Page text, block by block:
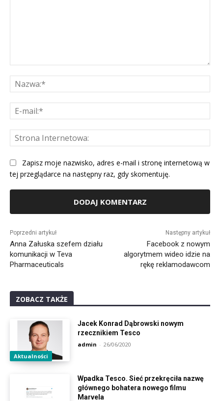
Zapisz moje nazwisko, adres e-mail i stronę internetową w
tej przeglądarce na następny raz, gdy skomentuję.
Poprzedni artykuł
Anna Załuska szefem działu
komunikacji w Teva
Pharmaceuticals
Następny artykuł
Facebook z nowym
algorytmem wideo idzie na
rękę reklamodawcom
ZOBACZ TAKŻE
Aktualności
Jacek Konrad Dąbrowski nowym
rzecznikiem Tesco
admin - 26/06/2020
Wpadka Tesco. Sieć przekręciła nazwę
głównego bohatera nowego filmu
Marvela